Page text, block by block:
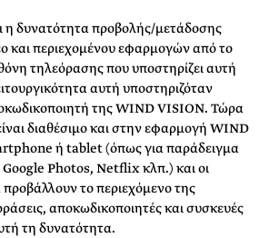
η δυνατότητα προβολής/μετάδοσης
και περιεχομένου εφαρμογών από το
τηλεόρασης που υποστηρίζει αυτή
αυτή υποστηριζόταν
της WIND VISION. Τώρα
διαθέσιμο και στην εφαρμογή WIND
ή tablet (όπως για παράδειγμα
Google Photos, Netflix κλπ.) και οι
το περιεχόμενο της
αποκωδικοποιητές και συσκευές
τη δυνατότητα.